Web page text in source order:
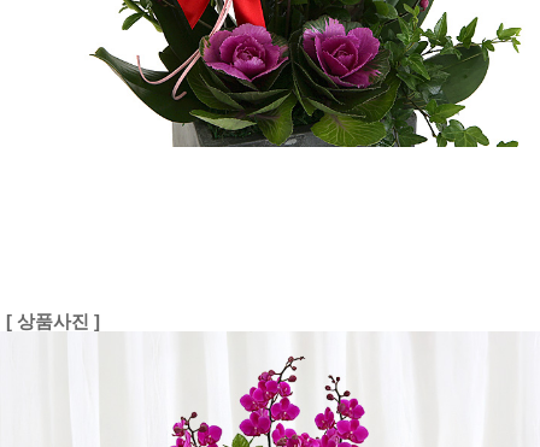
[ 상품사진 ]